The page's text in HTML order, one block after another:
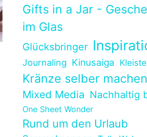
Gifts in a Jar -
im Glas
Glücksbringer
Journaling Kinusaiga
Kränze selber machen
Mixed Media Nachhaltig
One Sheet Wonder
Rund um den Urlaub